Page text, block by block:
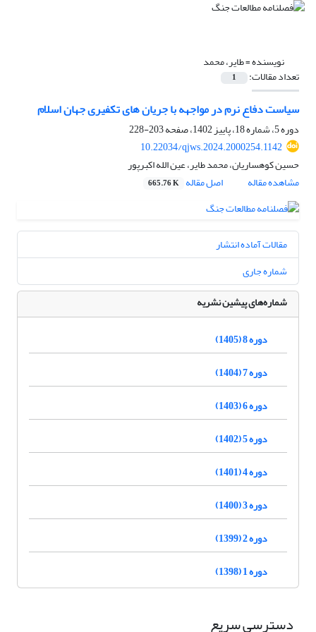
نویسنده =طایر، محمد
تعداد مقالات: 1
سیاست دفاع نرم در مواجهه با جریان های تکفیری جهان اسلام
دوره 5، شماره 18، پاییز 1402، صفحه
203-228
10.22034/qjws.2024.2000254.1142
حسین کوهساریان، محمد طایر، عین الله اکبرپور
مشاهده مقاله
اصل مقاله 665.76 K
مقالات آماده انتشار
شماره جاری
شماره‌های پیشین نشریه
دوره 8 (1405)
دوره 7 (1404)
دوره 6 (1403)
دوره 5 (1402)
دوره 4 (1401)
دوره 3 (1400)
دوره 2 (1399)
دوره 1 (1398)
دسترسی سریع